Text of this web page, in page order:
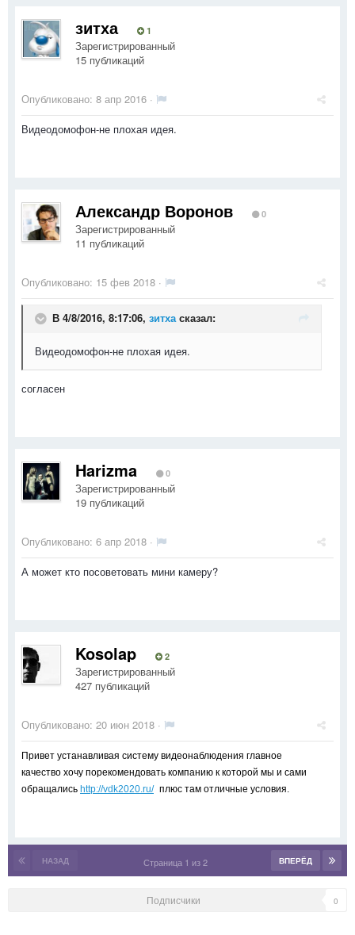
зитха 1
Зарегистрированный
15 публикаций
Опубликовано: 8 апр 2016 ·
Видеодомофон-не плохая идея.
Александр Воронов 0
Зарегистрированный
11 публикаций
Опубликовано: 15 фев 2018 ·
В 4/8/2016, 8:17:06, зитхасказал:
Видеодомофон-не плохая идея.
согласен
Harizma 0
Зарегистрированный
19 публикаций
Опубликовано: 6 апр 2018 ·
А может кто посоветовать мини камеру?
Kosolap 2
Зарегистрированный
427 публикаций
Опубликовано: 20 июн 2018 ·
Привет устанавливая систему видеонаблюдения главное
качество хочу порекомендовать компанию к которой мы и сами
обращались http://vdk2020.ru/ плюс там отличные условия.
НАЗАД ВПЕРЁД
Страница 1 из 2
Подписчики 0